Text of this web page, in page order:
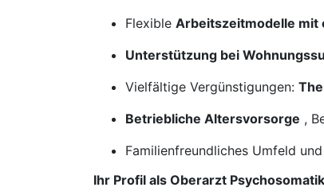
Flexible Arbeitszeitmodelle
Unterstützung bei
Vielfältige Vergünstigungen:
Betriebliche Altersvorsorge ,
Familienfreundliches Umfeld
Ihr Profil als Oberarzt